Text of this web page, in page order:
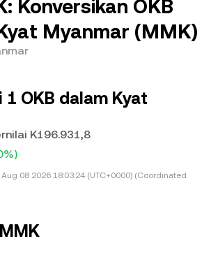
Konversikan OKB
Myanmar (MMK)
1 OKB dalam Kyat
K196.931,8
Aug 08 2026 18:03:24 (UTC+0000) (Coordinated